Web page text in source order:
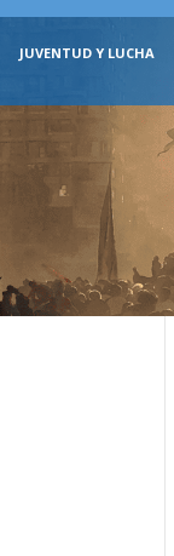
JUVENTUD Y LUCHA